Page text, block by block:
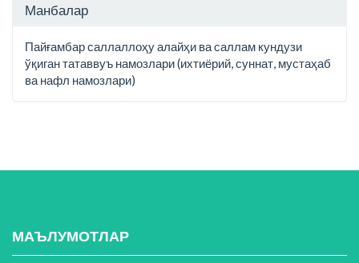
Манбалар
Пайғамбар саллаллоҳу алайҳи ва саллам кундузи
ўқиган татаввуъ намозлари (ихтиёрий, суннат, мустаҳаб
ва нафл намозлари)
МАЪЛУМОТЛАР